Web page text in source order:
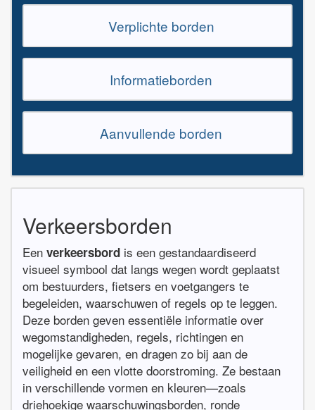
Verplichte borden
Informatieborden
Aanvullende borden
Verkeersborden
Een verkeersbord is een gestandaardiseerd
visueel symbool dat langs wegen wordt geplaatst
om bestuurders, fietsers en voetgangers te
begeleiden, waarschuwen of regels op te leggen.
Deze borden geven essentiële informatie over
wegomstandigheden, regels, richtingen en
mogelijke gevaren, en dragen zo bij aan de
veiligheid en een vlotte doorstroming. Ze bestaan
in verschillende vormen en kleuren—zoals
driehoekige waarschuwingsborden, ronde